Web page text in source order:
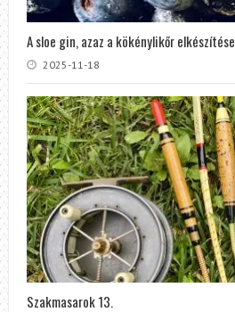
A sloe gin, azaz a kökénylikőr elkészítése
2025-11-18
Szakmasarok 13.